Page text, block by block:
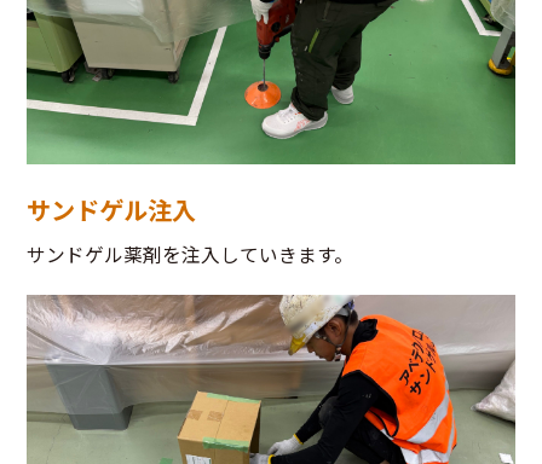
サンドゲル注入
サンドゲル薬剤を注入していきます。